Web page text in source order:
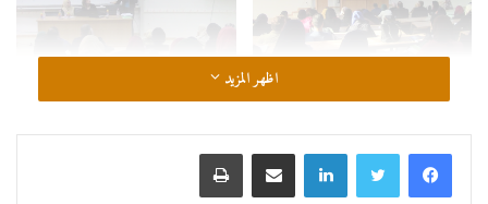
اظهر المزيد
لينكدإن مشاركة عبر البريد طباعة